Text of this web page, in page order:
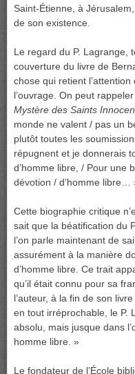
Saint-Étienne, à
de son existence.
Le regard du P. Lagrange,
couverture du livre de
chose qui retient
l’ouvrage. On peut
Mystère des Saints
monde ne valent / pas un
plutôt toutes les
répugnent et je donnerais
d’homme libre, / Pour une
dévotion / d’homme libre…
Cette biographie critique
sait que la béatification du
l’on parle maintenant de
assurément à la manière
d’homme libre. Ce trait
qu’il était connu pour sa
l’auteur, à la fin de son
en tout irréprochable, le P.
absolu, mais jusque dans
homme libre. »
Le fondateur de l’École